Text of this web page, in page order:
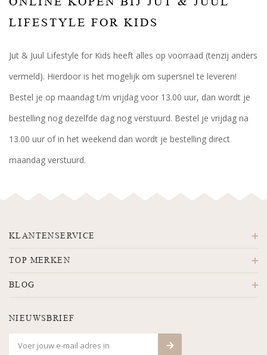
LIFESTYLE FOR KIDS
Jut & Juul Lifestyle for Kids heeft alles op voorraad (tenzij anders
vermeld). Hierdoor is het mogelijk om supersnel te leveren!
Bestel je op maandag t/m vrijdag voor 13.00 uur, dan wordt je
bestelling nog dezelfde dag nog verstuurd. Bestel je vrijdag na
13.00 uur of in het weekend dan wordt je bestelling direct
maandag verstuurd.
KLANTENSERVICE
TOP MERKEN
BLOG
NIEUWSBRIEF